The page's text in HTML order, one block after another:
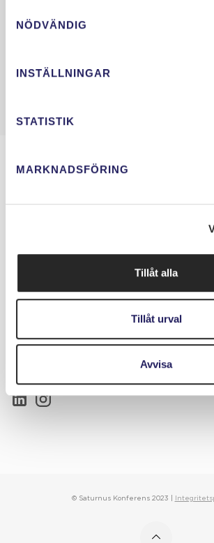
NÖDVÄNDIG
INSTÄLLNINGAR
STATISTIK
MARKNADSFÖRING
Tillåt alla
Tillåt urval
Avvisa
Saturnus Konferens Slussen ägs och drivs
Telefon:08-452 70 75
Kontakta oss »
Följ oss på sociala medier
© Saturnus Konferens 2023 |